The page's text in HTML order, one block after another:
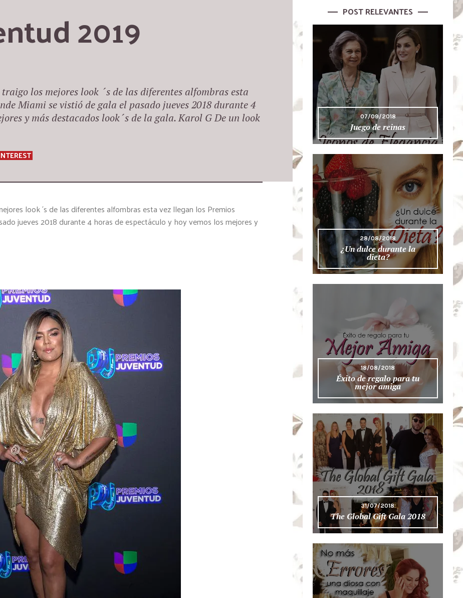
2019
los mejores look ´s de las diferentes alfombras esta
Miami se vistió de gala el pasado jueves 2018 durante 4
y más destacados look´s de la gala. Karol G De un look
look ´s de las diferentes alfombras esta vez llegan los Premios
jueves 2018 durante 4 horas de espectáculo y hoy vemos los mejores y
POST RELEVANTES
07/09/2018
Juego de reinas
28/08/2018
¿Un dulce durante la
dieta?
18/08/2018
Éxito de regalo para tu
mejor amiga
31/07/2018
The Global Gift Gala 2018